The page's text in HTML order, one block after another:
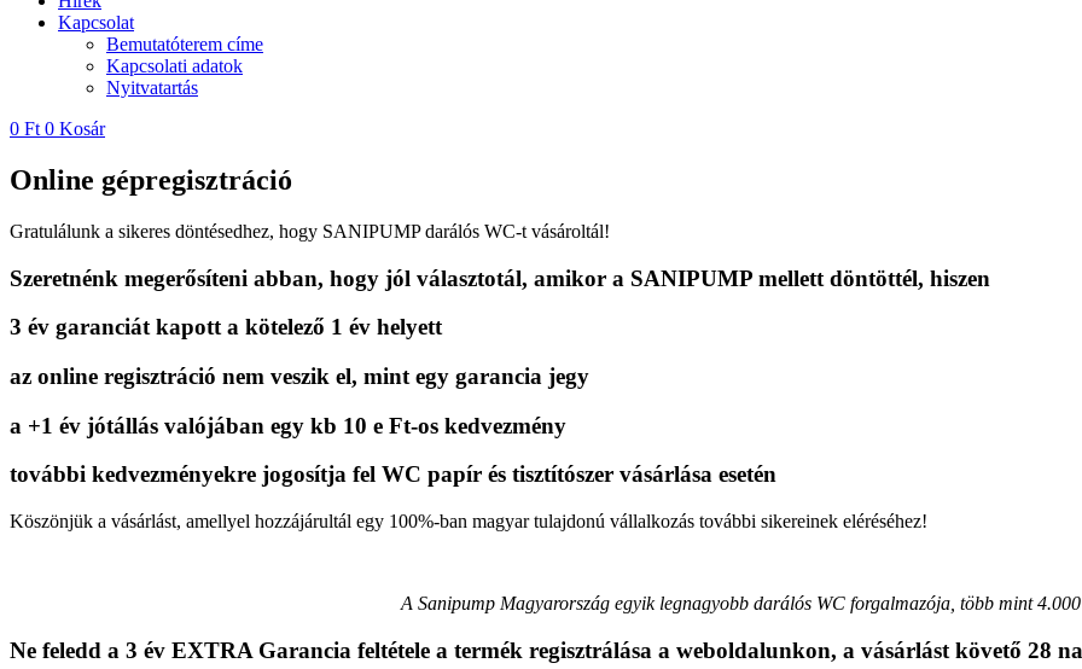
Kapcsolat
Bemutatóterem címe
Kapcsolati adatok
Nyitvatartás
0 Ft 0 Kosár
Online gépregisztráció
Gratulálunk a sikeres döntésedhez, hogy SANIPUMP darálós WC-t vásároltál!
Szeretnénk megerősíteni abban, hogy jól választotál, amikor a SANIPUMP mellett döntöttél, hiszen
3 év garanciát kapott a kötelező 1 év helyett
az online regisztráció nem veszik el, mint egy garancia jegy
a +1 év jótállás valójában egy kb 10 e Ft-os kedvezmény
további kedvezményekre jogosítja fel WC papír és tisztítószer vásárlása esetén
Köszönjük a vásárlást, amellyel hozzájárultál egy 100%-ban magyar tulajdonú vállalkozás további sikereinek eléréséhez!
A Sanipump Magyarország egyik legnagyobb darálós WC forgalmazója, több mint
Ne feledd a 3 év EXTRA Garancia feltétele a termék regisztrálása a weboldalunkon, a vásárlást követő 28